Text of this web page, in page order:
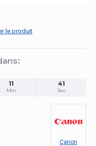
le produit
11
Min
41
Sec
Canon